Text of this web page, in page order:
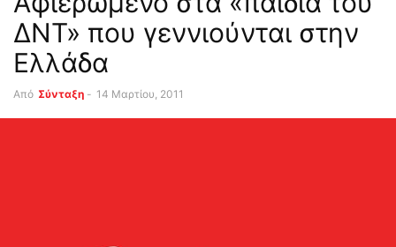
ΔΝΤ» που γεννιούνται στην
Ελλάδα
Από Σύνταξη - 14 Μαρτίου, 2011